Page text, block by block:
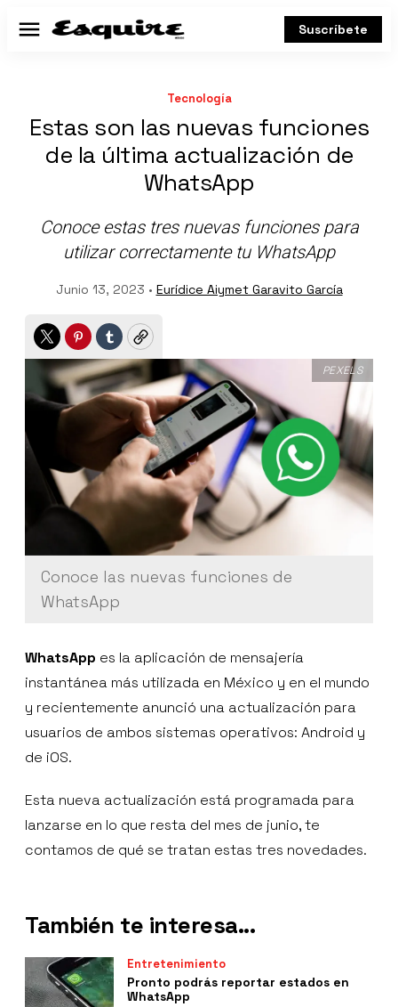
Menú Suscríbete
Tecnología
Estas son las nuevas funciones
de la última actualización de
WhatsApp
Conoce estas tres nuevas funciones para
utilizar correctamente tu WhatsApp
Junio 13, 2023 • Eurídice Aiymet Garavito García
TwitterPinterest
TumblrCopy
Conoce las nuevas funciones de
WhatsApp
PEXELS
WhatsApp es la aplicación de mensajería
instantánea más utilizada en México y en el mundo
y recientemente anunció una actualización para
usuarios de ambos sistemas operativos: Android y
de iOS.
Esta nueva actualización está programada para
lanzarse en lo que resta del mes de junio, te
contamos de qué se tratan estas tres novedades.
También te interesa...
Entretenimiento
Pronto podrás reportar estados en
WhatsApp